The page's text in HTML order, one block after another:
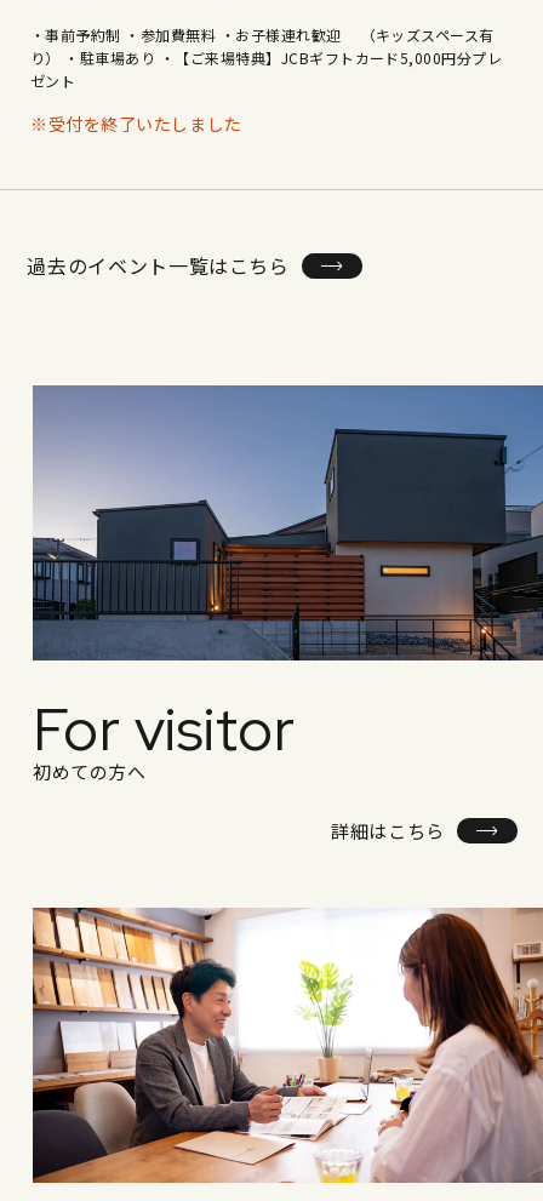
・事前予約制 ・参加費無料 ・お子様連れ歓迎 （キッズスペース有
り） ・駐車場あり ・【ご来場特典】JCBギフトカード5,000円分プレ
ゼント
※受付を終了いたしました
過去のイベント一覧はこちら
For visitor
初めての方へ
詳細はこちら